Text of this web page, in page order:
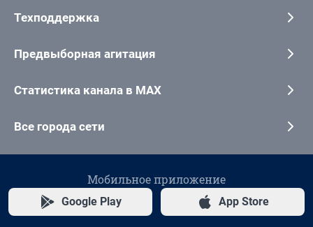
Техподдержка
Предвыборная агитация
Статистика канала в MAX
Все города сети
Мобильное приложение
Google Play App Store